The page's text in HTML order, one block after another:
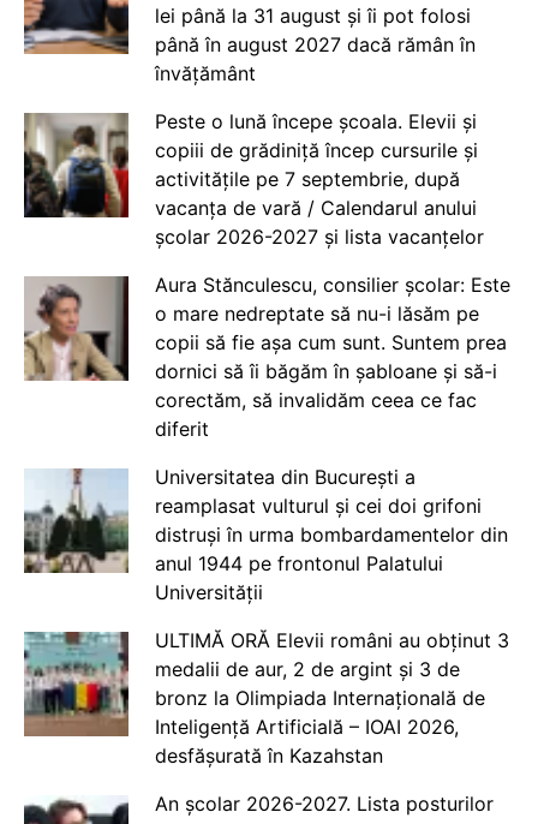
lei până la 31 august și îi pot folosi
până în august 2027 dacă rămân în
învățământ
Peste o lună începe școala. Elevii și
copiii de grădiniță încep cursurile și
activitățile pe 7 septembrie, după
vacanța de vară / Calendarul anului
școlar 2026-2027 și lista vacanțelor
Aura Stănculescu, consilier școlar: Este
o mare nedreptate să nu-i lăsăm pe
copii să fie așa cum sunt. Suntem prea
dornici să îi băgăm în șabloane și să-i
corectăm, să invalidăm ceea ce fac
diferit
Universitatea din București a
reamplasat vulturul și cei doi grifoni
distruși în urma bombardamentelor din
anul 1944 pe frontonul Palatului
Universității
ULTIMĂ ORĂ Elevii români au obținut 3
medalii de aur, 2 de argint și 3 de
bronz la Olimpiada Internațională de
Inteligență Artificială – IOAI 2026,
desfășurată în Kazahstan
An școlar 2026-2027. Lista posturilor